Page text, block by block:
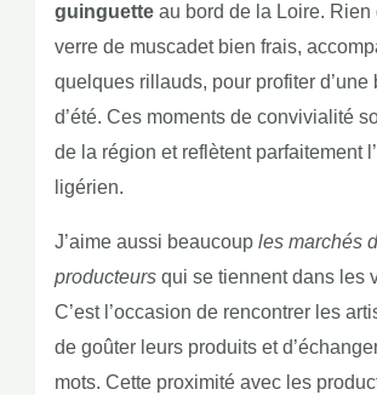
guinguetteau bord de la Loire. Rien
verre de muscadet bien frais,
quelques rillauds, pour profiter d’une
d’été. Ces moments de convivialité
de la région et reflètent parfaitement
ligérien.
J’aime aussi beaucoup les marchés
producteursqui se tiennent dans les
C’est l’occasion de rencontrer les
de goûter leurs produits et
mots. Cette proximité avec les